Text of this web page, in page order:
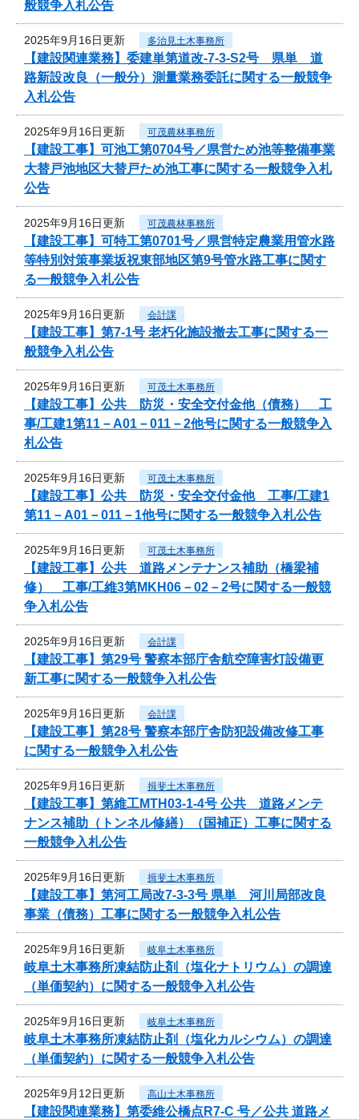
般競争入札公告
2025年9月16日更新 多治見土木事務所
【建設関連業務】委建単第道改-7-3-S2号 県単 道
路新設改良（一般分）測量業務委託に関する一般競争
入札公告
2025年9月16日更新 可茂農林事務所
【建設工事】可池工第0704号／県営ため池等整備事業
大替戸池地区大替戸ため池工事に関する一般競争入札
公告
2025年9月16日更新 可茂農林事務所
【建設工事】可特工第0701号／県営特定農業用管水路
等特別対策事業坂祝東部地区第9号管水路工事に関す
る一般競争入札公告
2025年9月16日更新 会計課
【建設工事】第7-1号 老朽化施設撤去工事に関する一
般競争入札公告
2025年9月16日更新 可茂土木事務所
【建設工事】公共 防災・安全交付金他（債務） 工
事/工建1第11－A01－011－2他号に関する一般競争入
札公告
2025年9月16日更新 可茂土木事務所
【建設工事】公共 防災・安全交付金他 工事/工建1
第11－A01－011－1他号に関する一般競争入札公告
2025年9月16日更新 可茂土木事務所
【建設工事】公共 道路メンテナンス補助（橋梁補
修） 工事/工維3第MKH06－02－2号に関する一般競
争入札公告
2025年9月16日更新 会計課
【建設工事】第29号 警察本部庁舎航空障害灯設備更
新工事に関する一般競争入札公告
2025年9月16日更新 会計課
【建設工事】第28号 警察本部庁舎防犯設備改修工事
に関する一般競争入札公告
2025年9月16日更新 揖斐土木事務所
【建設工事】第維工MTH03-1-4号 公共 道路メンテ
ナンス補助（トンネル修繕）（国補正）工事に関する
一般競争入札公告
2025年9月16日更新 揖斐土木事務所
【建設工事】第河工局改7-3-3号 県単 河川局部改良
事業（債務）工事に関する一般競争入札公告
2025年9月16日更新 岐阜土木事務所
岐阜土木事務所凍結防止剤（塩化ナトリウム）の調達
（単価契約）に関する一般競争入札公告
2025年9月16日更新 岐阜土木事務所
岐阜土木事務所凍結防止剤（塩化カルシウム）の調達
（単価契約）に関する一般競争入札公告
2025年9月12日更新 高山土木事務所
【建設関連業務】第委維公橋点R7-C 号／公共 道路メ